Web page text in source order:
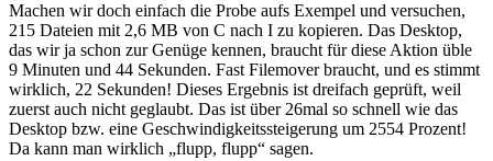
Machen wir doch einfach die Probe aufs Exempel und versuchen,
215 Dateien mit 2,6 MB von C nach I zu kopieren. Das Desktop,
das wir ja schon zur Genüge kennen, braucht für diese Aktion üble
9 Minuten und 44 Sekunden. Fast Filemover braucht, und es stimmt
wirklich, 22 Sekunden! Dieses Ergebnis ist dreifach geprüft, weil
zuerst auch nicht geglaubt. Das ist über 26mal so schnell wie das
Desktop bzw. eine Geschwindigkeitssteigerung um 2554 Prozent!
Da kann man wirklich „flupp, flupp“ sagen.